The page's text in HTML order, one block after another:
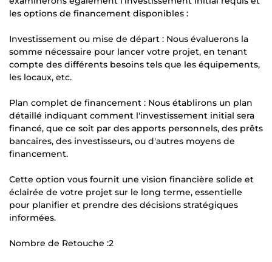
les options de financement disponibles :
Investissement ou mise de départ : Nous évaluerons la
somme nécessaire pour lancer votre projet, en tenant
compte des différents besoins tels que les équipements,
les locaux, etc.
Plan complet de financement : Nous établirons un plan
détaillé indiquant comment l'investissement initial sera
financé, que ce soit par des apports personnels, des prêts
bancaires, des investisseurs, ou d'autres moyens de
financement.
Cette option vous fournit une vision financière solide et
éclairée de votre projet sur le long terme, essentielle
pour planifier et prendre des décisions stratégiques
informées.
Nombre de Retouche :2